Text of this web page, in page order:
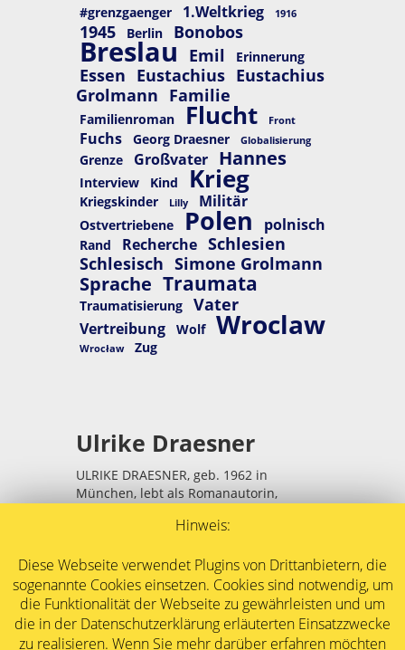
#grenzgaenger 1.Weltkrieg 1916
1945 Berlin Bonobos
Breslau Emil Erinnerung
Essen Eustachius Eustachius
Grolmann Familie
Familienroman Flucht Front
Fuchs Georg Draesner Globalisierung
Grenze Großvater Hannes
Interview Kind Krieg
Kriegskinder Lilly Militär
Ostvertriebene Polen polnisch
Rand Recherche Schlesien
Schlesisch Simone Grolmann
Sprache Traumata
Traumatisierung Vater
Vertreibung Wolf Wroclaw
Wrocław Zug
Ulrike Draesner
ULRIKE DRAESNER, geb. 1962 in
München, lebt als Romanautorin,
Gedichte, erschien 1995. Es folgten
Romane, Erzählungen, Gedichtbände und
Essays.
Draesner stammt aus einer schlesisch-
bayrischen Familie. Ihre Kindheit war von
Hinweis:
Diese Webseite verwendet Plugins von Drittanbietern, die
sogenannte Cookies einsetzen. Cookies sind notwendig, um
die Funktionalität der Webseite zu gewährleisten und um
die in der Datenschutzerklärung erläuterten Einsatzzwecke
zu realisieren. Wenn Sie mehr darüber erfahren möchten